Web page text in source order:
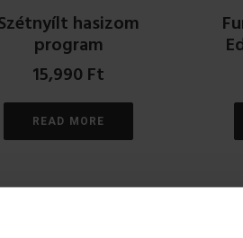
hasizom
program
15,990Ft
READ MORE